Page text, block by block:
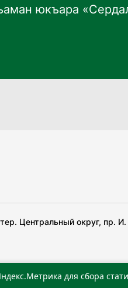
юкъара
Центральный округ, пр.
хоам беча гIирсаштеи,
для сбора